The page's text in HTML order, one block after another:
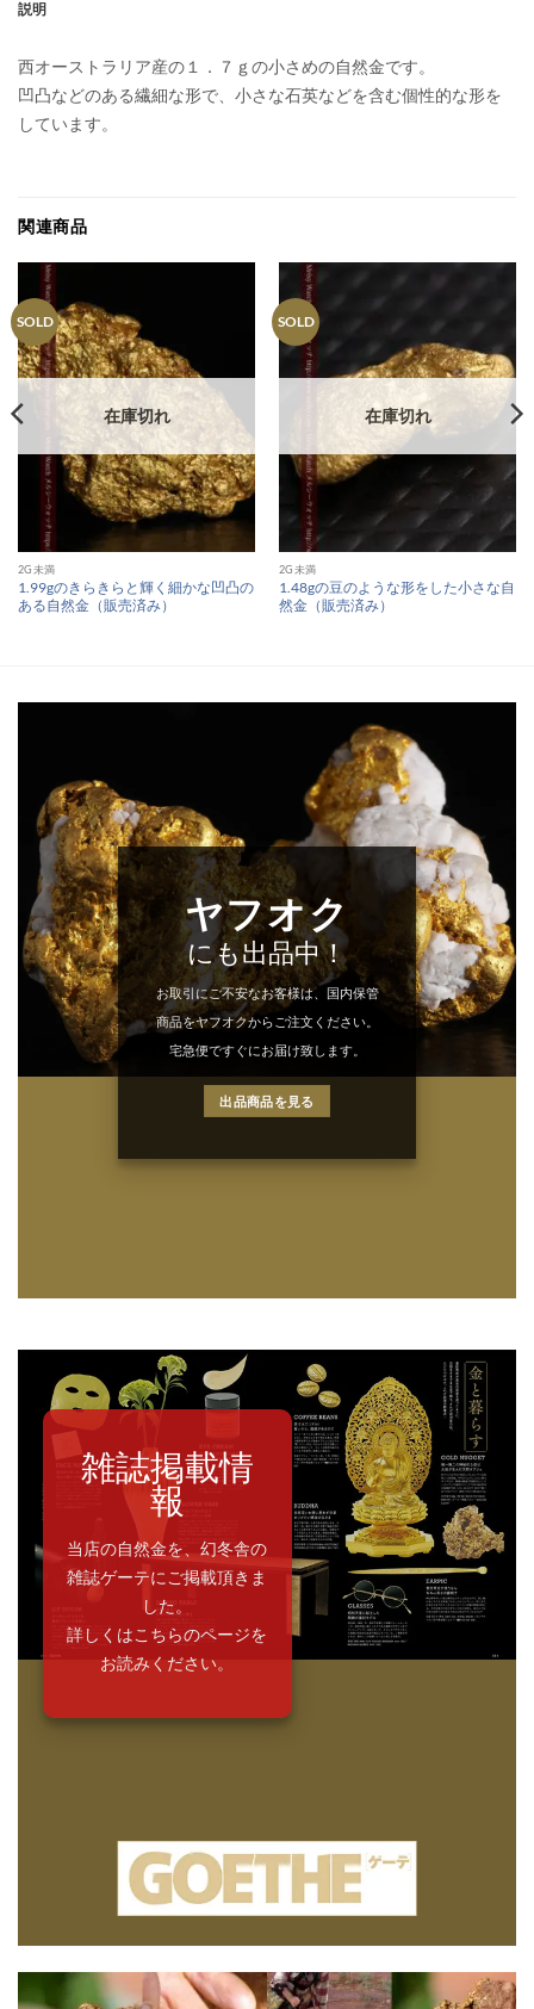
説明
西オーストラリア産の１．７ｇの小さめの自然金です。
凹凸などのある繊細な形で、小さな石英などを含む個性的な形を
しています。
関連商品
SOLD
在庫切れ
2G未満
1.99gのきらきらと輝く細かな凹凸の
ある自然金（販売済み）
SOLD
在庫切れ
2G未満
1.48gの豆のような形をした小さな自
然金（販売済み）
ヤフオク
にも出品中！
お取引にご不安なお客様は、国内保管
商品をヤフオクからご注文ください。
宅急便ですぐにお届け致します。
出品商品を見る
雑誌掲載情
報
当店の自然金を、幻冬舎の
雑誌ゲーテにご掲載頂きま
した。
詳しくはこちらのページを
お読みください。